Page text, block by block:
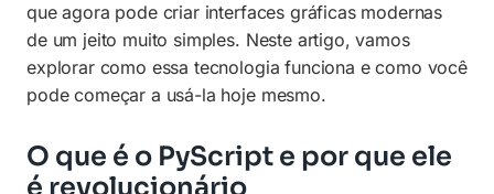
que agora pode criar interfaces gráficas modernas
de um jeito muito simples. Neste artigo, vamos
explorar como essa tecnologia funciona e como você
pode começar a usá-la hoje mesmo.
O que é o PyScript e por que ele
é revolucionário